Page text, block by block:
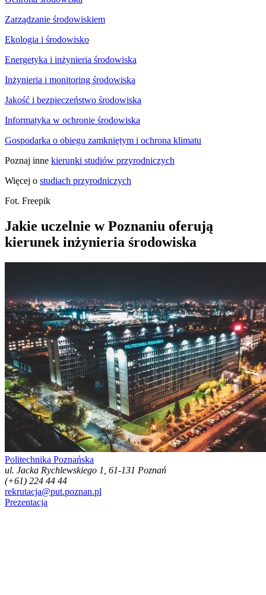
Zarządzanie środowiskiem
Ekologia i środowisko
Energetyka i inżynieria środowiska
Inżynieria i monitoring środowiska
Jakość i bezpieczeństwo środowiska
Informatyka w ochronie środowiska
Gospodarka o obiegu zamkniętym i ochrona klimatu
Poznaj inne kierunki studiów przyrodniczych
Więcej o studiach przyrodniczych
Fot. Freepik
Jakie uczelnie w Poznaniu oferują
kierunek inżynieria środowiska
Politechnika Poznańska
ul. Jacka Rychlewskiego 1, 61-131 Poznań
(+61) 224 44 44
rekrutacja@put.poznan.pl
Prezentacja